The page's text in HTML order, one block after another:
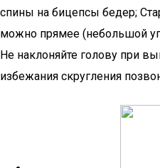
спины на бицепсы бедер;
можно прямее (небольшой
Не наклоняйте голову при
избежания скругления